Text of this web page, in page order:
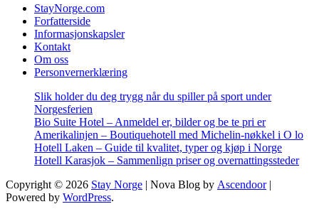
StayNorge.com
Forfatterside
Informasjonskapsler
Kontakt
Om oss
Personvernerklæring
Slik holder du deg trygg når du spiller på sport under
Norgesferien
Bio Suite Hotel – Anmeldel er, bilder og be te pri er
Amerikalinjen – Boutiquehotell med Michelin-nøkkel i O lo
Hotell Laken – Guide til kvalitet, typer og kjøp i Norge
Hotell Karasjok – Sammenlign priser og overnattingssteder
Copyright © 2026 Stay Norge | Nova Blog by Ascendoor|
Powered by WordPress.